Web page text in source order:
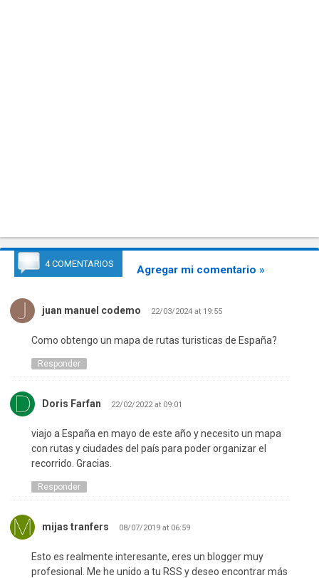
4 COMENTARIOS Agregar mi comentario »
juan manuel codemo 22/03/2024 at 19:55
Como obtengo un mapa de rutas turisticas de España?
Responder
Doris Farfan 22/02/2022 at 09:01
viajo a España en mayo de este año y necesito un mapa
con rutas y ciudades del país para poder organizar el
recorrido. Gracias.
Responder
mijas tranfers 08/07/2019 at 06:59
Esto es realmente interesante, eres un blogger muy
profesional. Me he unido a tu RSS y deseo encontrar más